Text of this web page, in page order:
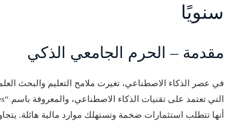
سنويًا
مقدمة – الحرم الجامعي الذكي
في عصر الذكاء الاصطناعي، تغيرت ملامح التعليم والبحث
أنها تتطلب استثمارات ضخمة وتستهلك موارد مالية هائلة.